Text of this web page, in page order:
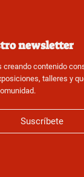
newsletter
creando contenido
talleres y
Suscríbete